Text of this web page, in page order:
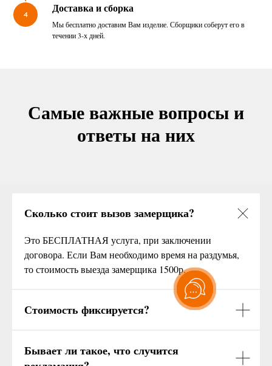
4 Доставка и сборка
Мы бесплатно доставим Вам изделие. Сборщики соберут его в
течении 3-х дней.
Самые важные вопросы и
ответы на них
Сколько стоит вызов замерщика?
Это БЕСПЛАТНАЯ услуга, при заключении
договора. Если Вам необходимо время на раздумья,
то стоимость выезда замерщика 1500р.
Стоимость фиксируется?
Бывает ли такое, что случится